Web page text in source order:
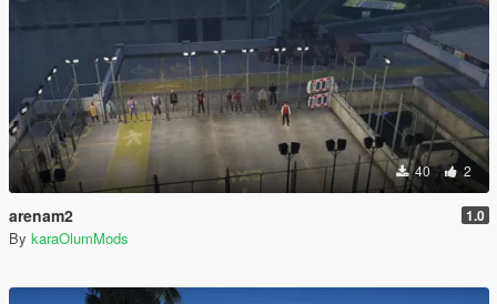
40 2
arenam2 1.0
By karaOlumMods